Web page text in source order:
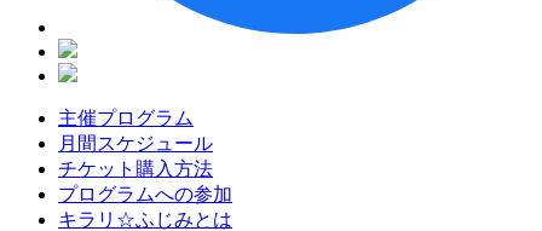
主催プログラム
月間スケジュール
チケット購入方法
プログラムへの参加
キラリ☆ふじみとは